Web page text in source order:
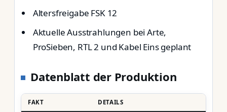
Altersfreigabe FSK 12
Aktuelle Ausstrahlungen bei Arte,
ProSieben, RTL 2 und Kabel Eins geplant
Datenblatt der Produktion
FAKT DETAILS